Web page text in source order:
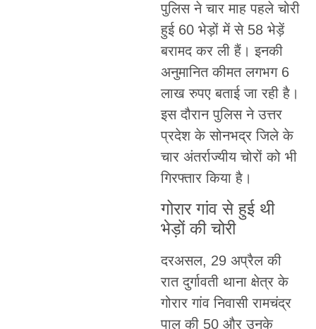
पुलिस ने चार माह पहले चोरी
हुई 60 भेड़ों में से 58 भेड़ें
बरामद कर ली हैं। इनकी
अनुमानित कीमत लगभग 6
लाख रुपए बताई जा रही है।
इस दौरान पुलिस ने उत्तर
प्रदेश के सोनभद्र जिले के
चार अंतर्राज्यीय चोरों को भी
गिरफ्तार किया है।
गोरार गांव से हुई थी
भेड़ों की चोरी
दरअसल, 29 अप्रैल की
रात दुर्गावती थाना क्षेत्र के
गोरार गांव निवासी रामचंद्र
पाल की 50 और उनके